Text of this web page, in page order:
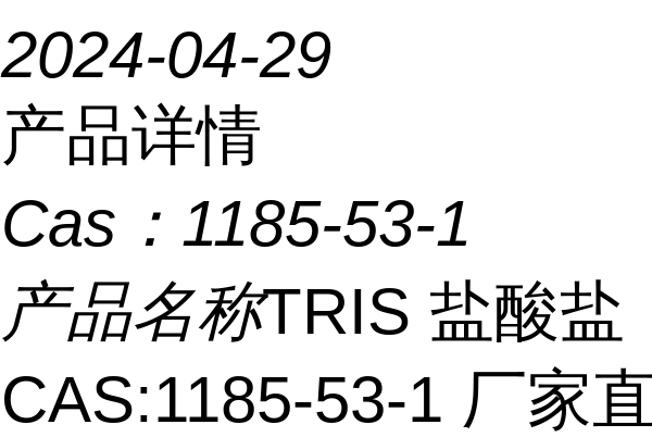
2024-04-29
产品详情
Cas： 1185-53-1
产品名称TRIS 盐酸盐
CAS:1185-53-1 厂家